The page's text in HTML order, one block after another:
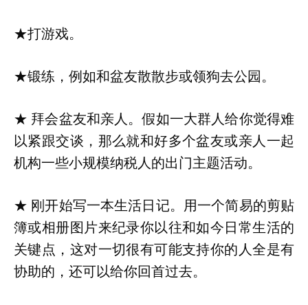
★打游戏。
★锻练，例如和盆友散散步或领狗去公园。
★ 拜会盆友和亲人。假如一大群人给你觉得难
以紧跟交谈，那么就和好多个盆友或亲人一起
机构一些小规模纳税人的出门主题活动。
★ 刚开始写一本生活日记。用一个简易的剪贴
簿或相册图片来纪录你以往和如今日常生活的
关键点，这对一切很有可能支持你的人全是有
协助的，还可以给你回首过去。